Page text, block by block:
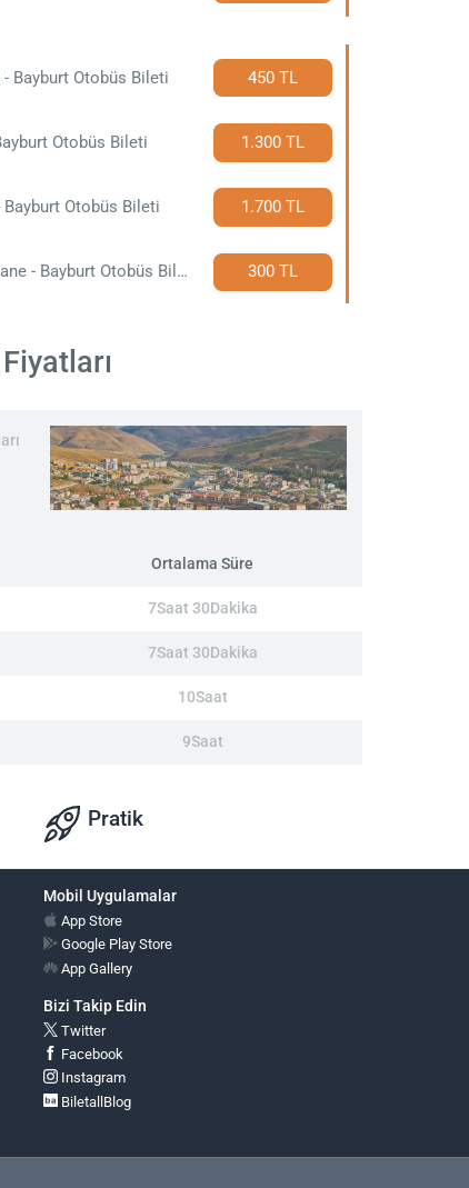
- Bayburt Otobüs Bileti 450 TL
Otobüs Bileti 1.300 TL
Bayburt Otobüs Bileti 1.700 TL
Gümüşhane - Bayburt Otobüs Bileti 300 TL
Ortalama Süre
7Saat 30Dakika
7Saat 30Dakika
10Saat
9Saat
Pratik
Mobil Uygulamalar
App Store
Google Play Store
App Gallery
Bizi Takip Edin
Twitter
Facebook
Instagram
BiletallBlog